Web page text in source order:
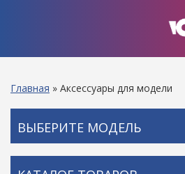
Главная » Аксессуары для модели
ВЫБЕРИТЕ МОДЕЛЬ